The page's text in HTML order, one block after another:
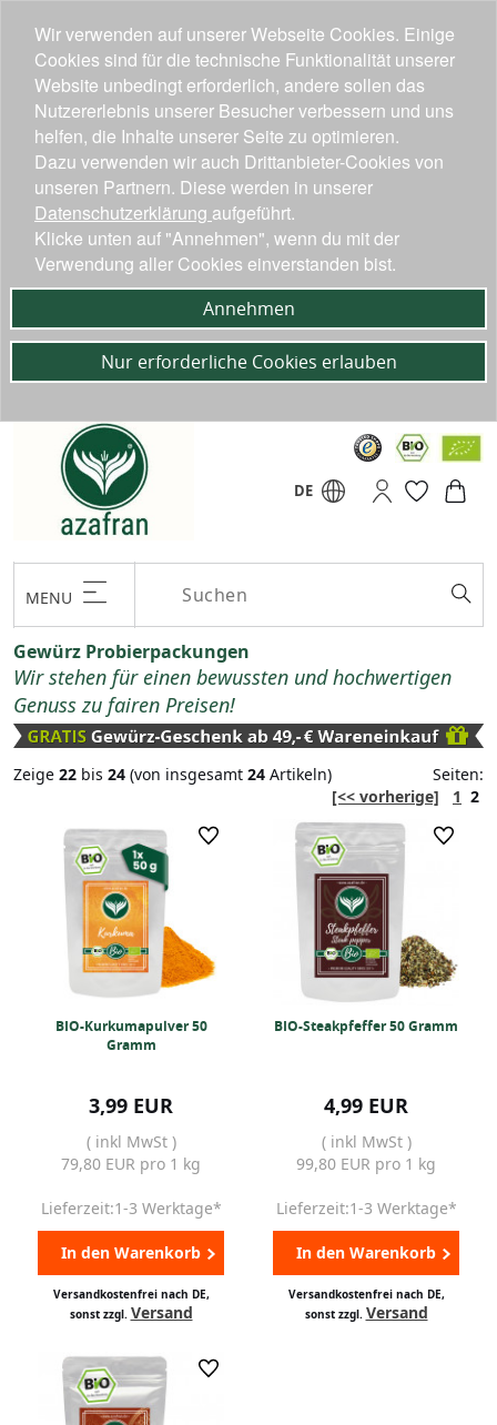
DE
MENU
Gewürz Probierpackungen
Wir stehen für einen bewussten und hochwertigen
Genuss zu fairen Preisen!
Zeige 22 bis 24 (von insgesamt 24 Artikeln)
Seiten:
[<< vorherige]
1 2
BIO-Kurkumapulver 50
Gramm
3,99 EUR
( inkl MwSt )
79,80 EUR pro 1 kg
Lieferzeit:1-3 Werktage*
In den Warenkorb
Versandkostenfrei nach DE,
sonst zzgl. Versand
BIO-Steakpfeffer 50 Gramm
4,99 EUR
( inkl MwSt )
99,80 EUR pro 1 kg
Lieferzeit:1-3 Werktage*
In den Warenkorb
Versandkostenfrei nach DE,
sonst zzgl. Versand
Wir verwenden auf unserer Webseite Cookies. Einige
Cookies sind für die technische Funktionalität unserer
Website unbedingt erforderlich, andere sollen das
Nutzererlebnis unserer Besucher verbessern und uns
helfen, die Inhalte unserer Seite zu optimieren.
Dazu verwenden wir auch Drittanbieter-Cookies von
unseren Partnern. Diese werden in unserer
Datenschutzerklärung aufgeführt.
Klicke unten auf "Annehmen", wenn du mit der
Verwendung aller Cookies einverstanden bist.
Annehmen
Nur erforderliche Cookies erlauben